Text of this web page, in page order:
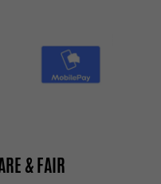
& FAIR